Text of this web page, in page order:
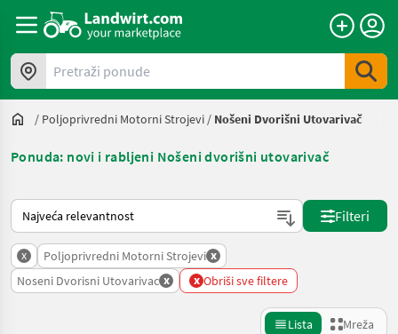
Pretraži ponude
/ Poljoprivredni Motorni Strojevi / Nošeni Dvorišni Utovarivač
Ponuda: novi i rabljeni Nošeni dvorišni utovarivač
Način na koji sortira Landwirt.com
Filteri
x Poljoprivredni Motorni Strojevi x
Noseni Dvorisni Utovarivac x x Obriši sve filtere
Lista Mreža